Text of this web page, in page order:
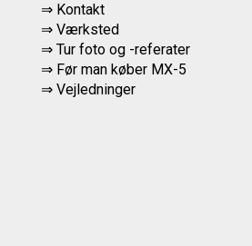
⇒ Kontakt
⇒ Værksted
⇒ Tur foto og -referater
⇒ Før man køber MX-5
⇒ Vejledninger